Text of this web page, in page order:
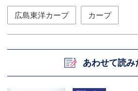
広島東洋カープ カープ
あわせて読み